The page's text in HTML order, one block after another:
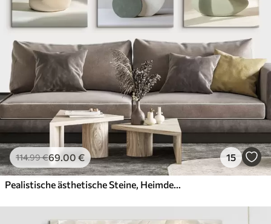
114.99€69.00 € 15
Pealistische ästhetische Steine, Heimdekoration, natürliche Beleuchtung